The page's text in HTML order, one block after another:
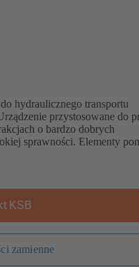
hydraulicznego transportu
przystosowane do
o bardzo dobrych
sprawności. Elementy
KSB
zamienne